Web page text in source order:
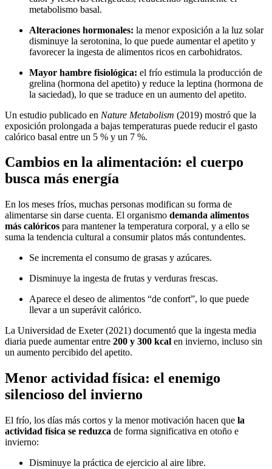
metabolismo basal.
Alteraciones hormonales: la menor exposición a la luz solar
disminuye la serotonina, lo que puede aumentar el apetito y
favorecer la ingesta de alimentos ricos en carbohidratos.
Mayor hambre fisiológica: el frío estimula la producción de
grelina (hormona del apetito) y reduce la leptina (hormona de
la saciedad), lo que se traduce en un aumento del apetito.
Un estudio publicado en Nature Metabolism (2019) mostró que la
exposición prolongada a bajas temperaturas puede reducir el gasto
calórico basal entre un 5 % y un 7 %.
Cambios en la alimentación: el cuerpo
busca más energía
En los meses fríos, muchas personas modifican su forma de
alimentarse sin darse cuenta. El organismo demanda alimentos
más calóricos para mantener la temperatura corporal, y a ello se
suma la tendencia cultural a consumir platos más contundentes.
Se incrementa el consumo de grasas y azúcares.
Disminuye la ingesta de frutas y verduras frescas.
Aparece el deseo de alimentos “de confort”, lo que puede
llevar a un superávit calórico.
La Universidad de Exeter (2021) documentó que la ingesta media
diaria puede aumentar entre 200 y 300 kcal en invierno, incluso sin
un aumento percibido del apetito.
Menor actividad física: el enemigo
silencioso del invierno
El frío, los días más cortos y la menor motivación hacen que la
actividad física se reduzca de forma significativa en otoño e
invierno:
Disminuye la práctica de ejercicio al aire libre.